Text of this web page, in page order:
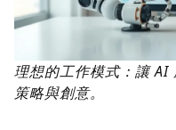
理想的工作模式：讓 AI
策略與創意。